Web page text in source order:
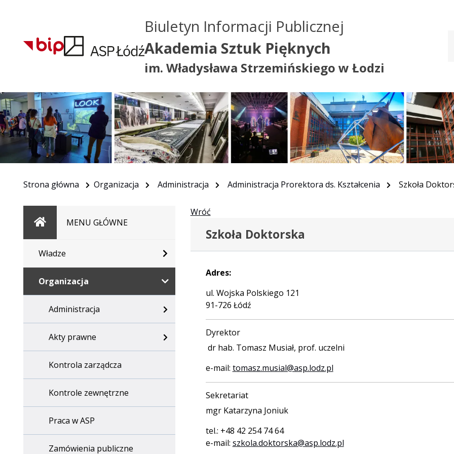
głównego menu
Przejdź do treści
Przejdź do mapy
serwisu
Biuletyn Informacji Publicznej
Akademia Sztuk Pięknych
im. Władysława Strzemińskiego w Łodzi
Strona główna Organizacja Administracja Administracja Prorektora ds. Kształcenia Szkoła
StronaMENU GŁÓWNE
Władze
Organizacja
Administracja
Akty prawne
Kontrola zarządcza
Kontrole zewnętrzne
Praca w ASP
Zamówienia publiczne
Wróć
Szkoła Doktorska
Adres:
ul. Wojska Polskiego 121
91-726 Łódź
Dyrektor
dr hab. Tomasz Musiał, prof. uczelni
e-mail: tomasz.musial@asp.lodz.pl
Sekretariat
mgr Katarzyna Joniuk
tel.: +48 42 254 74 64
e-mail: szkola.doktorska@asp.lodz.pl